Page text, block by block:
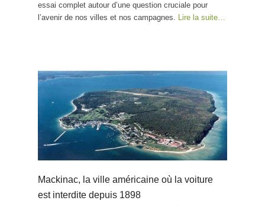
essai complet autour d’une question cruciale pour
l’avenir de nos villes et nos campagnes. Lire la suite…
Mackinac, la ville américaine où la voiture
est interdite depuis 1898